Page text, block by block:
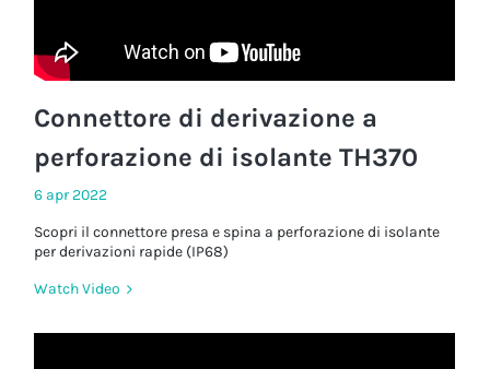
Connettore di derivazione a
perforazione di isolante TH370
6 apr 2022
Scopri il connettore presa e spina a perforazione di isolante
per derivazioni rapide (IP68)
Watch Video